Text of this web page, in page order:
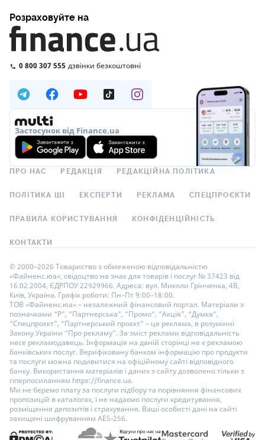
Розраховуйте на
0 800 307 555 дзвінки безкоштовні
Застосунок від Finance.ua
ПРО НАС РЕДАКЦІЯ РЕДАКЦІЙНА ПОЛІТИКА
ПОЛІТИКА ШІ ЕКСПЕРТИ РЕКЛАМА СПЕЦПРОЄКТИ
ПРАВИЛА КОРИСТУВАННЯ КОНФІДЕНЦІЙНІСТЬ
КОНТАКТИ
© 2000–2026 Товариство з обмеженою відповідальністю
«Файненс.юа», свідоцтво на знак для товарів і послуг № 37423 від
16.02.2004, ЄДРПОУ 22929966. Адреса: вул. Миколи Грінченка, 4В,
Київ, Україна. Графік роботи: Пн–Пт 9:00–18:00.
ТОВ «Файненс.юа» – незалежний фінансовий портал. Матеріали з
позначками “Р”, “Партнерська”, “Промо”, “Акція”, “Думка”,
“Спецпроєкт”, “Партнерський проєкт” – це реклама, в розумінні
Закону України “Про рекламу”. За зміст реклами відповідальність
несе рекламодавець. Інформація на даній сторінці не є рекламою
банківських послуг. Верифіковану банком інформацію про продукти
та послуги можна подивитися на офіційному сайті відповідного
банку. Використання матеріалів і даних з сайту дозволено тільки з
гіперпосиланням https://finance.ua.
Ми не беремо плату за послуги підбору та порівняння фінансових
пропозицій в каталогах, і не надаємо послуги кредитування,
розміщення депозитів і страхування. Ваші особисті дані на сайті
захищені шифруванням AES-256.